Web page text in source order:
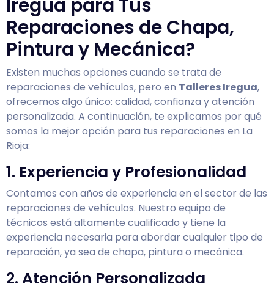
Iregua para Tus
Reparaciones de Chapa,
Pintura y Mecánica?
Existen muchas opciones cuando se trata de
reparaciones de vehículos, pero en Talleres Iregua,
ofrecemos algo único: calidad, confianza y atención
personalizada. A continuación, te explicamos por qué
somos la mejor opción para tus reparaciones en La
Rioja:
1. Experiencia y Profesionalidad
Contamos con años de experiencia en el sector de las
reparaciones de vehículos. Nuestro equipo de
técnicos está altamente cualificado y tiene la
experiencia necesaria para abordar cualquier tipo de
reparación, ya sea de chapa, pintura o mecánica.
2. Atención Personalizada